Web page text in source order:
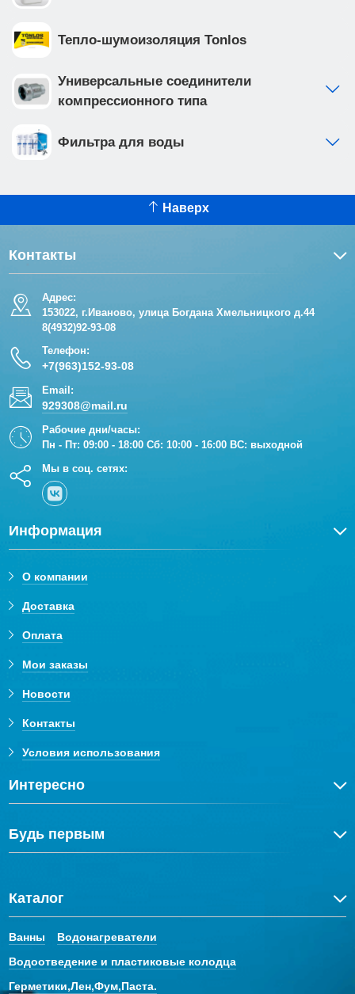
Тепло-шумоизоляция Tonlos
Универсальные соединители
компрессионного типа
Фильтра для воды
Наверх
Контакты
Адрес:
153022, г.Иваново, улица Богдана Хмельницкого д.44
8(4932)92-93-08
Телефон:
+7(963)152-93-08
Email:
929308@mail.ru
Рабочие дни/часы:
Пн - Пт: 09:00 - 18:00 Сб: 10:00 - 16:00 ВС: выходной
Мы в соц. сетях:
Информация
О компании
Доставка
Оплата
Мои заказы
Новости
Контакты
Условия использования
Интересно
Будь первым
Каталог
Ванны
Водонагреватели
Водоотведение и пластиковые колодца
Герметики,Лен,Фум,Паста.